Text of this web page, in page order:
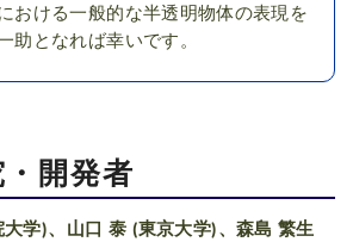
おける一般的な半透明物体の表現を
助となれば幸いです。
開発者
学)、山口 泰 (東京大学)、森島 繁生